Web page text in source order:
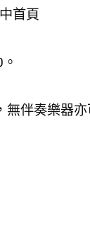
首頁
伴奏樂器亦